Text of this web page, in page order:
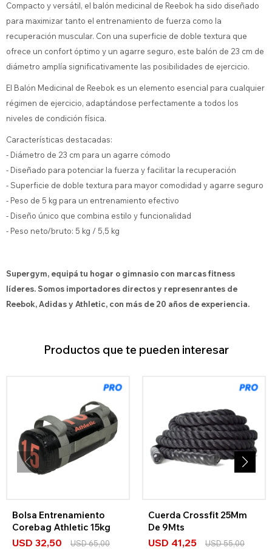
Compacto y versátil, el balón medicinal de Reebok ha sido diseñado
para maximizar tanto el entrenamiento de fuerza como la
recuperación muscular. Con una superficie de doble textura que
ofrece un confort óptimo y un agarre seguro, este balón de 23 cm de
diámetro amplía significativamente las posibilidades de ejercicio.
El Balón Medicinal de Reebok es un elemento esencial para cualquier
régimen de ejercicio, adaptándose perfectamente a todos los
niveles de condición física.
Características destacadas:
- Diámetro de 23 cm para un agarre cómodo
- Diseñado para potenciar la fuerza y facilitar la recuperación
- Superficie de doble textura para mayor comodidad y agarre seguro
- Peso de 5 kg para un entrenamiento efectivo
- Diseño único que combina estilo y funcionalidad
- Peso neto/bruto: 5 kg / 5,5 kg
Supergym, equipá tu hogar o gimnasio con marcas fitness
líderes. Somos importadores directos y represenrantes de
Reebok, Adidas y Athletic, con más de 20 años de experiencia.
Productos que te pueden interesar
Bolsa Entrenamiento
Corebag Athletic 15kg
USD 32,50 USD65,00
Cuerda Crossfit 25Mm
De 9Mts
USD 41,25 USD55,00